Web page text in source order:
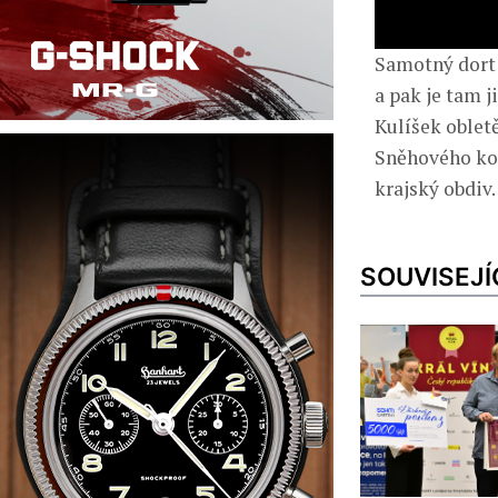
Samotný
a pak je tam
Kulíšek
Sněhového
krajský obdiv.